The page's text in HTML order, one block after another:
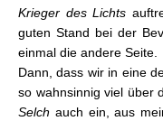
Krieger des Lichts
guten Stand bei der
einmal die andere Seite.
Dann, dass wir in eine
so wahnsinnig viel über
Selch auch ein, aus